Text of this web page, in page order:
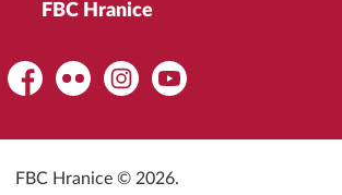
FBC Hranice
FacebookFlickr InstagramYouTube
FBC Hranice © 2026.